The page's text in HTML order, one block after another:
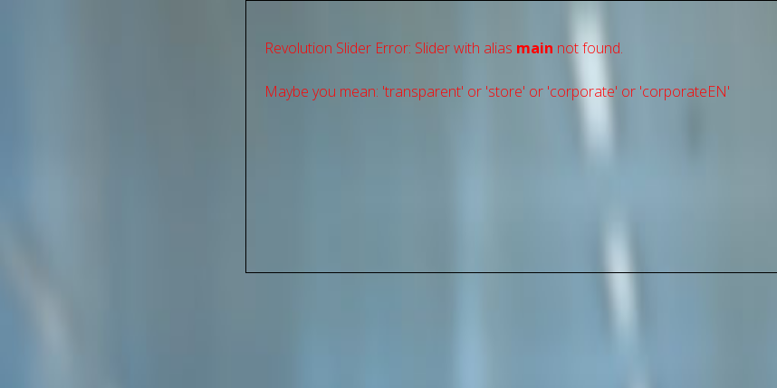
Revolution Slider Error: Slider with alias main not found.
Maybe you mean: 'transparent' or 'store' or 'сorporate' or 'corporateEN'